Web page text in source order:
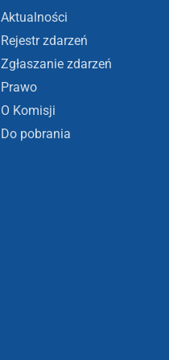
Aktualności
Rejestr zdarzeń
Zgłaszanie zdarzeń
Prawo
O Komisji
Do pobrania